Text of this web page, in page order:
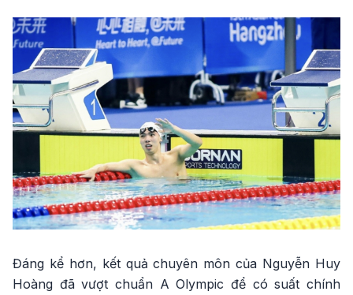
Đáng kể hơn, kết quả chuyên môn của Nguyễn Huy
Hoàng đã vượt chuẩn A Olympic để có suất chính